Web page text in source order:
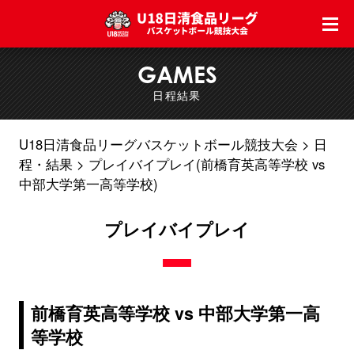
GAMES
日程結果
U18日清食品リーグバスケットボール競技大会
日
程・結果
プレイバイプレイ(前橋育英高等学校 vs
中部大学第一高等学校)
プレイバイプレイ
前橋育英高等学校 vs 中部大学第一高
等学校